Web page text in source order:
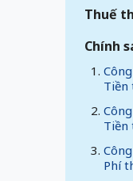
Thuế
Chính
Tiền
Tiền
Phí